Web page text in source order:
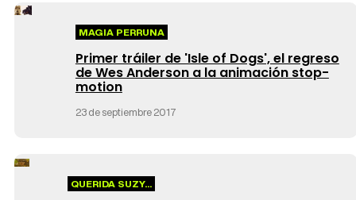
MAGIA PERRUNA
Primer tráiler de 'Isle of Dogs', el regreso
de Wes Anderson a la animación stop-
motion
23 de septiembre 2017
QUERIDA SUZY...